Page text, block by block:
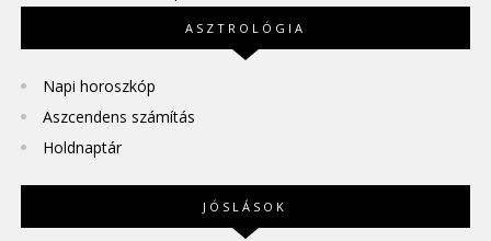
ASZTROLÓGIA
Napi horoszkóp
Aszcendens számítás
Holdnaptár
JÓSLÁSOK